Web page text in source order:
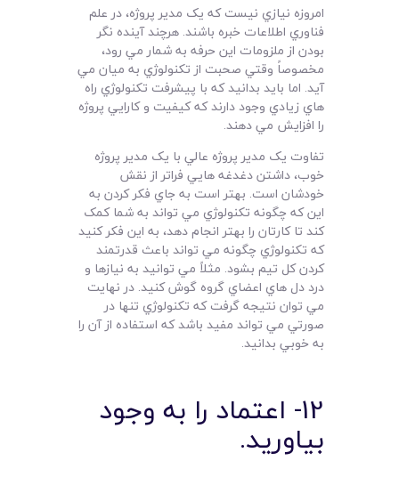
امروزه نيازي نيست که يک مدير پروژه،‌ در علم
فناوري اطلاعات خبره باشند. هرچند آينده نگر
بودن از ملزومات اين حرفه به شمار مي رود،
مخصوصاً وقتي صحبت از تکنولوژي به ميان مي
آيد. اما بايد بدانيد که با پيشرفت تکنولوژي راه
هاي زيادي وجود دارند که کيفيت و کارايي پروژه
را افزايش مي دهند.
تفاوت يک مدير پروژه عالي با يک مدير پروژه
خوب، داشتن دغدغه هايي فراتر از نقش
خودشان است. بهتر است به جاي فکر کردن به
اين که چگونه تکنولوژي مي تواند به شما کمک
کند تا کارتان را بهتر انجام دهد، به اين فکر کنيد
که تکنولوژي چگونه مي تواند باعث قدرتمند
کردن کل تيم بشود. مثلاً مي توانيد به نيازها و
درد دل هاي اعضاي گروه گوش کنيد. در نهايت
مي توان نتيجه گرفت که تکنولوژي تنها در
صورتي مي تواند مفيد باشد که استفاده از آن را
به خوبي بدانيد.
12- اعتماد را به وجود
بياوريد.